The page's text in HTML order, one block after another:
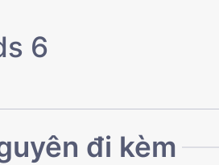
6
đi kèm